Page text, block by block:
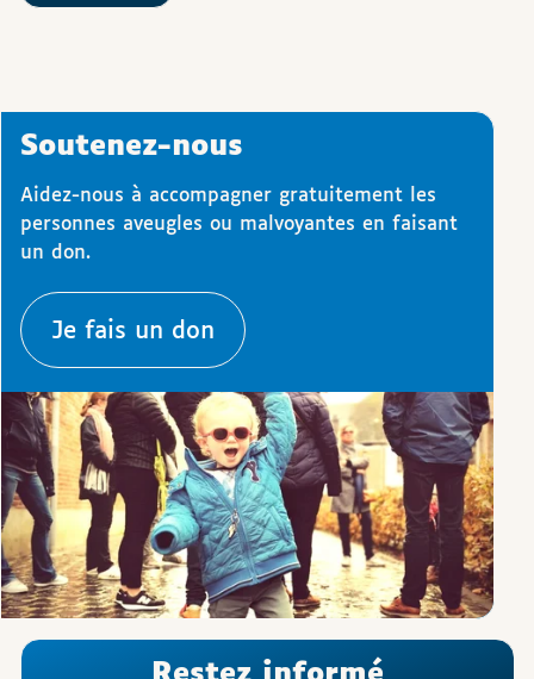
Soutenez-nous
Aidez-nous à accompagner gratuitement les
personnes aveugles ou malvoyantes en faisant
un don.
Je fais un don